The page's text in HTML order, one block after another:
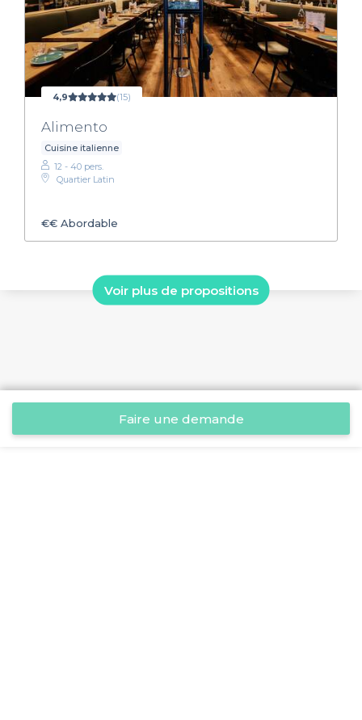
4,9 (15)
Alimento
Cuisine italienne
12 - 40 pers.
Quartier Latin
€€ Abordable
Voir plus de propositions
Faire une demande